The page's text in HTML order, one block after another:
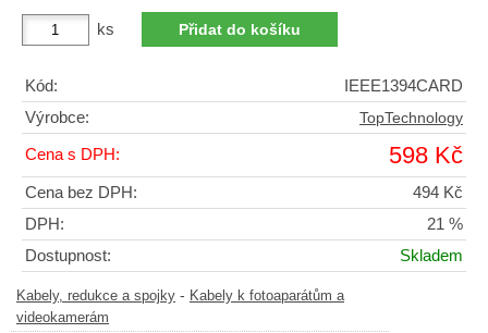
ks
Kód:
IEEE1394CARD
Výrobce:
TopTechnology
Cena s DPH: 598 Kč
Cena bez DPH:
494 Kč
DPH:
21 %
Dostupnost:
Skladem
Kabely, redukce a spojky - Kabely k fotoaparátům a
videokamerám